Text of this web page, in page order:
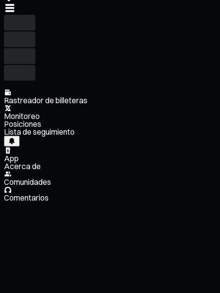
Rastreador de billeteras
Monitoreo
Posiciones
Lista de seguimiento
App
Acerca de
Comunidades
Comentarios